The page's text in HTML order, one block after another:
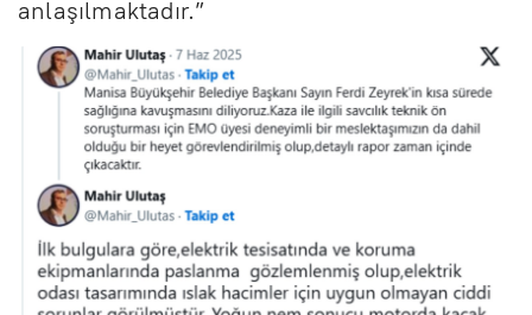
anlaşılmaktadır.”